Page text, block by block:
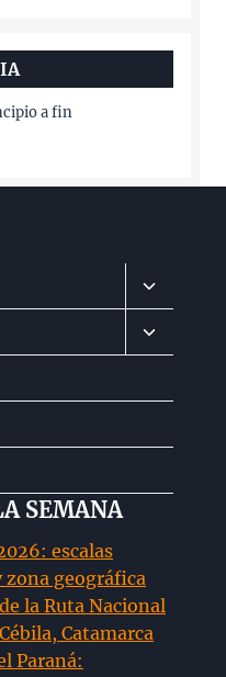
a fin
Alternar
menú
hijo
Alternar
menú
SEMANA
escalas
zona geográfica
la Ruta Nacional
Catamarca
Paraná: